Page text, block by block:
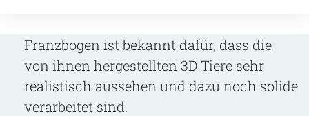
Franzbogen ist bekannt dafür, dass die
von ihnen hergestellten 3D Tiere sehr
realistisch aussehen und dazu noch solide
verarbeitet sind.